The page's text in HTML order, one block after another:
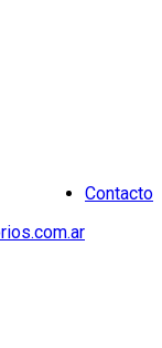
Contacto